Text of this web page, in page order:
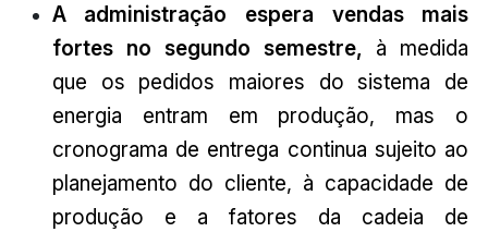
A administração espera vendas mais
fortes no segundo semestre,
à medida
que os pedidos maiores do sistema de
energia entram em produção, mas o
cronograma de entrega continua sujeito ao
planejamento do cliente, à capacidade de
produção e a fatores da cadeia de